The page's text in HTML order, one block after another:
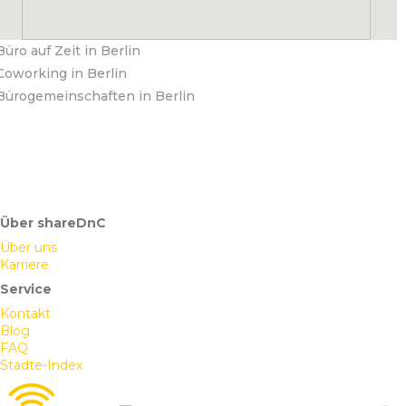
auf Zeit in Berlin
in Berlin
in Berlin
Über shareDnC
Über uns
Karriere
Service
Kontakt
Blog
FAQ
Städte-Index